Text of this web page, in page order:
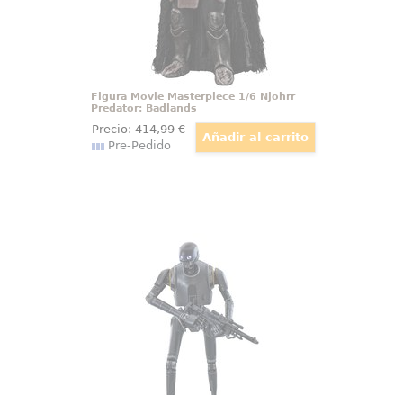
Figura Movie Masterpiece 1/6 Njohrr
Predator: Badlands
Precio: 414,99€
Pre-Pedido
Figura 1/6 K-2SO Star Wars: The
Imponente y fiel a su esencia, la
figura articulada de K-2SO a
escala 1/6 (36 cm) irrumpe en el
universo de coleccionismo con
una presencia que no pasa
desapercibida.